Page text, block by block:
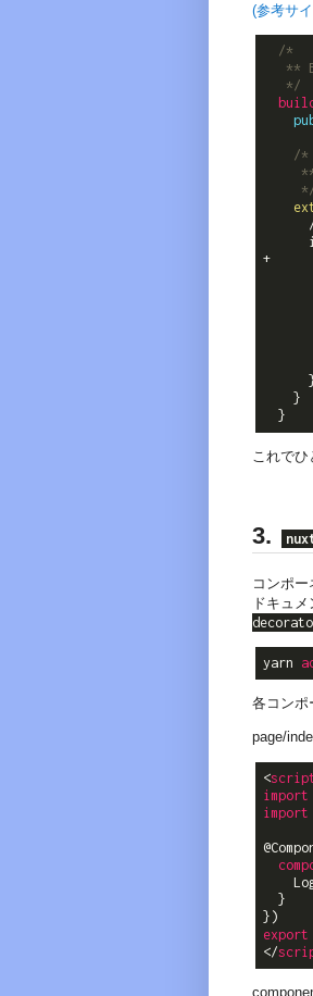
(参考サ
/*
**
   */
/*
+
    }
これでひ
3.
コンポ
ドキュ
yarn
各コンポ
page/
<
import
import
  }
export
</